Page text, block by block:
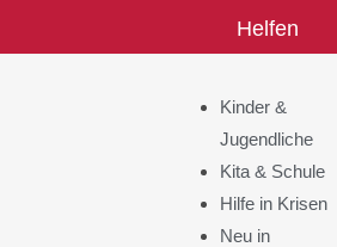
Helfen
Kinder &
Jugendliche
Kita & Schule
Hilfe in Krisen
Neu in